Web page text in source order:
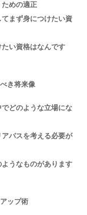
めの適正
まず身につけたい資
い資格はなんです
き将来像
どのような立場にな
パスを考える必要が
うなものがあります
ップ術